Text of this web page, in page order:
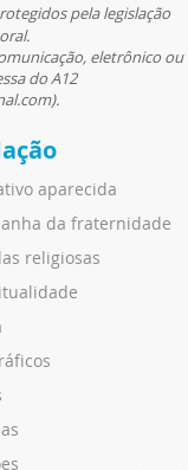
pela legislação
eletrônico ou
do A12
aparecida
da fraternidade
religiosas